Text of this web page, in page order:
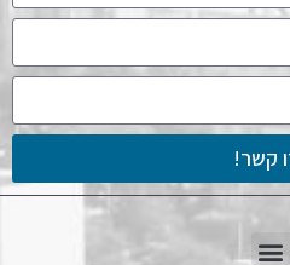
קשר!